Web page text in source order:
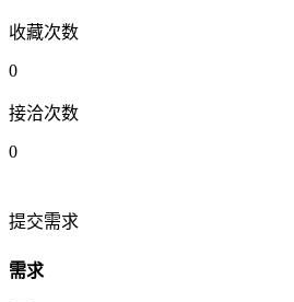
收藏次数
0
接洽次数
0
提交需求
需求